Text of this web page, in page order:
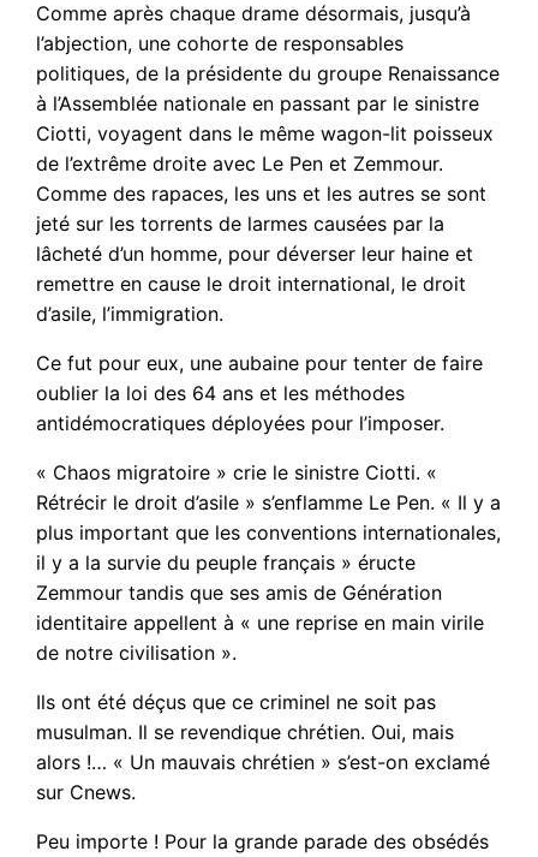
Comme après chaque drame désormais, jusqu’à
l’abjection, une cohorte de responsables
politiques, de la présidente du groupe Renaissance
à l’Assemblée nationale en passant par le sinistre
Ciotti, voyagent dans le même wagon-lit poisseux
de l’extrême droite avec Le Pen et Zemmour.
Comme des rapaces, les uns et les autres se sont
jeté sur les torrents de larmes causées par la
lâcheté d’un homme, pour déverser leur haine et
remettre en cause le droit international, le droit
d’asile, l’immigration.
Ce fut pour eux, une aubaine pour tenter de faire
oublier la loi des 64 ans et les méthodes
antidémocratiques déployées pour l’imposer.
« Chaos migratoire » crie le sinistre Ciotti. «
Rétrécir le droit d’asile » s’enflamme Le Pen. « Il y a
plus important que les conventions internationales,
il y a la survie du peuple français » éructe
Zemmour tandis que ses amis de Génération
identitaire appellent à « une reprise en main virile
de notre civilisation ».
Ils ont été déçus que ce criminel ne soit pas
musulman. Il se revendique chrétien. Oui, mais
alors !… « Un mauvais chrétien » s’est-on exclamé
sur Cnews.
Peu importe ! Pour la grande parade des obsédés